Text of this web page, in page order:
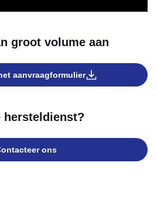
groot volume aan
aanvraagformulier
hersteldienst?
ons